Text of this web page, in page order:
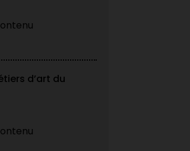
du
de métiers
d’art du